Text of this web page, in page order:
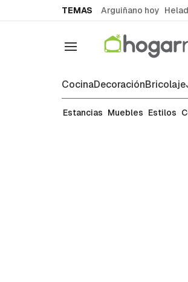
TEMAS Arguiñano hoy
Navegación
CocinaDecoraciónBricolaje
Muebles
Estancias Muebles Estilos